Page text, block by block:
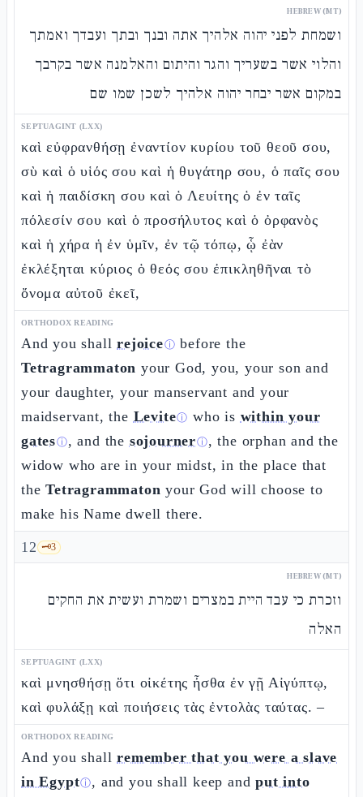
HEBREW (MT)
ושמחת לפני יהוה אלהיך אתה ובנך ובתך ועבדך ואמתך
והלוי אשר בשעריך והגר והיתום והאלמנה אשר בקרבך
במקום אשר יבחר יהוה אלהיך לשכן שמו שם
SEPTUAGINT (LXX)
καὶ εὐφρανθήσῃ ἐναντίον κυρίου τοῦ θεοῦ σου,
σὺ καὶ ὁ υἱός σου καὶ ἡ θυγάτηρ σου, ὁ παῖς σου
καὶ ἡ παιδίσκη σου καὶ ὁ Λευίτης ὁ ἐν ταῖς
πόλεσίν σου καὶ ὁ προσήλυτος καὶ ὁ ὀρφανὸς
καὶ ἡ χήρα ἡ ἐν ὑμῖν, ἐν τῷ τόπῳ, ᾧ ἐὰν
ἐκλέξηται κύριος ὁ θεός σου ἐπικληθῆναι τὸ
ὄνομα αὐτοῦ ἐκεῖ,
ORTHODOX READING
And you shallrejoiceⓘ before the
Tetragrammaton your God, you, your son and
your daughter, your manservant and your
maidservant, the Leviteⓘ who is within your
gatesⓘ, and the sojournerⓘ, the orphan and the
widow who are in your midst, in the place that
theTetragrammaton your God will choose to
make his Name dwell there.
12 🗝️3
HEBREW (MT)
וזכרת כי עבד היית במצרים ושמרת ועשית את החקים
האלה
SEPTUAGINT (LXX)
καὶ μνησθήσῃ ὅτι οἰκέτης ἦσθα ἐν γῇ Αἰγύπτῳ,
καὶ φυλάξῃ καὶ ποιήσεις τὰς ἐντολὰς ταύτας. –
ORTHODOX READING
And you shallremember that you were a slave
in Egyptⓘ, and you shall keep andput into